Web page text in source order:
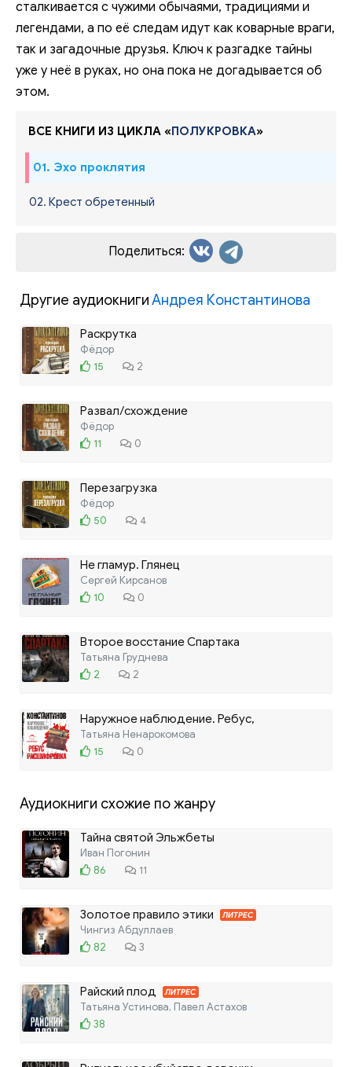
сталкивается с чужими обычаями, традициями и
легендами, а по её следам идут как коварные враги,
так и загадочные друзья. Ключ к разгадке тайны
уже у неё в руках, но она пока не догадывается об
этом.
ВСЕ КНИГИ ИЗ ЦИКЛА «ПОЛУКРОВКА»
01. Эхо проклятия
02. Крест обретенный
Поделиться:
Другие аудиокнигиАндрея Константинова
Раскрутка
Фёдор
15
2
Развал/схождение
Фёдор
11
0
Перезагрузка
Фёдор
50
4
Не гламур. Глянец
Сергей Кирсанов
10
0
Второе восстание Спартака
Татьяна Груднева
2
2
Наружное наблюдение. Ребус,
Расшифровка
Татьяна Ненарокомова
15
0
Аудиокниги схожие по жанру
Тайна святой Эльжбеты
Иван Погонин
86
11
Золотое правило этики ЛИТРЕС
Чингиз Абдуллаев
82
3
Райский плод ЛИТРЕС
Татьяна Устинова, Павел Астахов
38